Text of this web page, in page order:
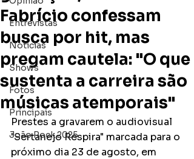
Entrevistas
Notícias
Shows
Fotos
Principais
João Rock 2025
Fabrício confessam
busca por hit, mas
pregam cautela: "O que
sustenta a carreira são
músicas atemporais"
Prestes a gravarem o audiovisual
"Sertanejo Respira" marcada para o
próximo dia 23 de agosto, em